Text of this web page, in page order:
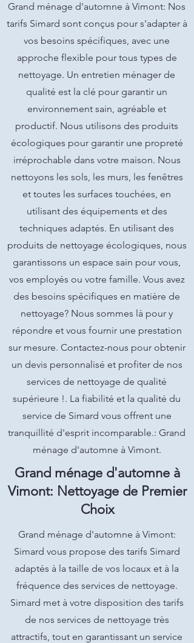
Grand ménage d'automne à Vimont: Nos
tarifs Simard sont conçus pour s'adapter à
vos besoins spécifiques, avec une
approche flexible pour tous types de
nettoyage. Un entretien ménager de
qualité est la clé pour garantir un
environnement sain, agréable et
productif. Nous utilisons des produits
écologiques pour garantir une propreté
irréprochable dans votre maison. Nous
nettoyons les sols, les murs, les fenêtres
et toutes les surfaces touchées, en
utilisant des équipements et des
techniques adaptés. En utilisant des
produits de nettoyage écologiques, nous
garantissons un espace sain pour vous,
vos employés ou votre famille. Vous avez
des besoins spécifiques en matière de
nettoyage? Nous sommes là pour y
répondre et vous fournir une prestation
sur mesure. Contactez-nous pour obtenir
un devis personnalisé et profiter de nos
services de nettoyage de qualité
supérieure !. La fiabilité et la qualité du
service de Simard vous offrent une
tranquillité d'esprit incomparable.: Grand
ménage d'automne à Vimont.
Grand ménage d'automne à
Vimont: Nettoyage de Premier
Choix
Grand ménage d'automne à Vimont:
Simard vous propose des tarifs Simard
adaptés à la taille de vos locaux et à la
fréquence des services de nettoyage.
Simard met à votre disposition des tarifs
de nos services de nettoyage très
attractifs, tout en garantissant un service